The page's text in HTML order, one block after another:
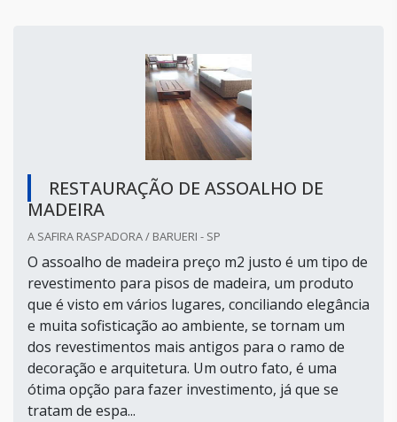
RESTAURAÇÃO DE ASSOALHO DE
MADEIRA
A SAFIRA RASPADORA / BARUERI - SP
O assoalho de madeira preço m2 justo é um tipo de
revestimento para pisos de madeira, um produto
que é visto em vários lugares, conciliando elegância
e muita sofisticação ao ambiente, se tornam um
dos revestimentos mais antigos para o ramo de
decoração e arquitetura. Um outro fato, é uma
ótima opção para fazer investimento, já que se
tratam de espa...